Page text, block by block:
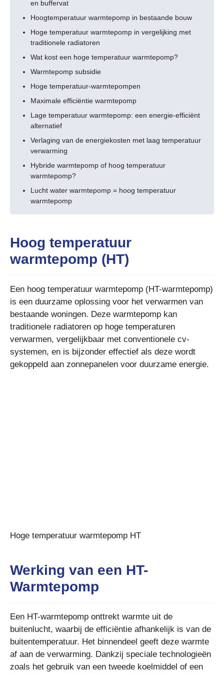
en buffervat
Hoogtemperatuur warmtepomp in bestaande bouw
Hoge temperatuur warmtepomp in vergelijking met
traditionele radiatoren
Wat kost een hoge temperatuur warmtepomp?
Warmtepomp subsidie
Hoge temperatuur-warmtepompen
Maximale efficiëntie warmtepomp
Lage temperatuur warmtepomp: een energie-efficiënt
alternatief
Verlaging van de energiekosten met laag temperatuur
verwarming
Hybride warmtepomp of hoog temperatuur
warmtepomp?
Lucht water warmtepomp = hoog temperatuur
warmtepomp
Hoog temperatuur
warmtepomp (HT)
Een hoog temperatuur warmtepomp (HT-warmtepomp)
is een duurzame oplossing voor het verwarmen van
bestaande woningen. Deze warmtepomp kan
traditionele radiatoren op hoge temperaturen
verwarmen, vergelijkbaar met conventionele cv-
systemen, en is bijzonder effectief als deze wordt
gekoppeld aan zonnepanelen voor duurzame energie.
Hoge temperatuur warmtepomp HT
Werking van een HT-
Warmtepomp
Een HT-warmtepomp onttrekt warmte uit de
buitenlucht, waarbij de efficiëntie afhankelijk is van de
buitentemperatuur. Het binnendeel geeft deze warmte
af aan de verwarming. Dankzij speciale technologieën
zoals het gebruik van een tweede koelmiddel of een